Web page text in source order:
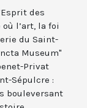
des
l’art, la foi
du Saint-
Museum"
Privat
Sépulcre :
bouleversant